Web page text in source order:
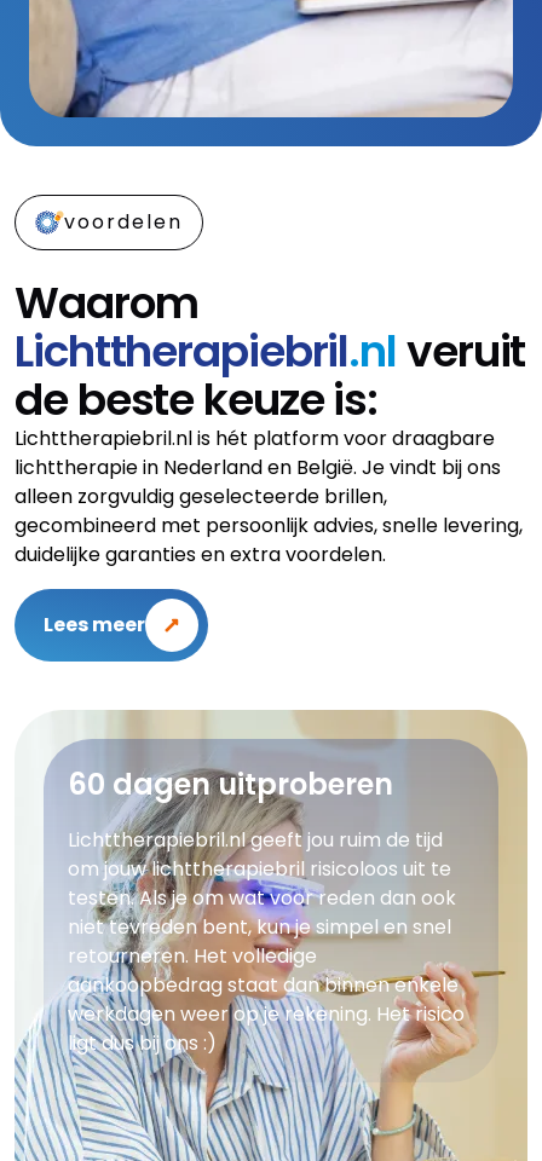
voordelen
Waarom
Lichttherapiebril.nlveruit
de beste keuze is:
Lichttherapiebril.nl is hét platform voor draagbare
lichttherapie in Nederland en België. Je vindt bij ons
alleen zorgvuldig geselecteerde brillen,
gecombineerd met persoonlijk advies, snelle levering,
duidelijke garanties en extra voordelen.
Lees meer
60 dagen uitproberen
Lichttherapiebril.nl geeft jou ruim de tijd
om jouw lichttherapiebril risicoloos uit te
testen. Als je om wat voor reden dan ook
niet tevreden bent, kun je simpel en snel
retourneren. Het volledige
aankoopbedrag staat dan binnen enkele
werkdagen weer op je rekening. Het risico
ligt dus bij ons :)